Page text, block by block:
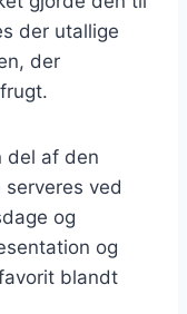
der utallige
der
del af den
ved
og
og
blandt